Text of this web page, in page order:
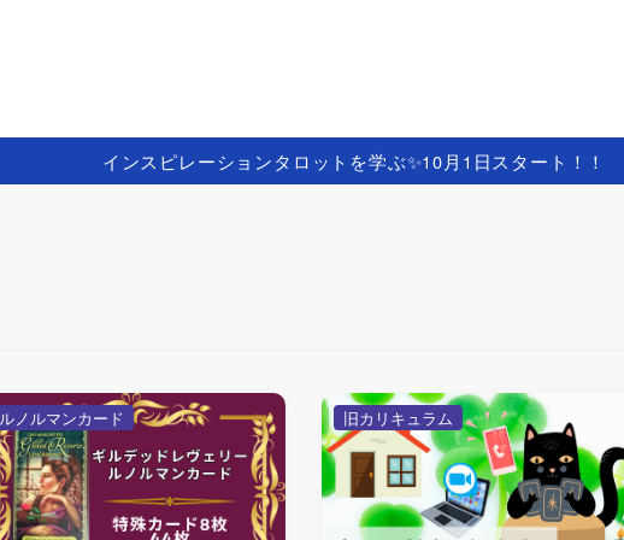
インスピレーションタロットを学ぶ✨️10月1日スタート！！
ルノルマンカード 旧カリキュラム